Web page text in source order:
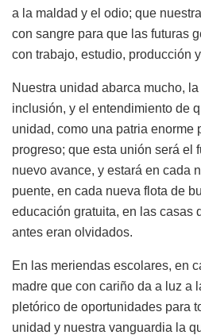
a la maldad y el odio; que
con sangre para que las futuras
con trabajo, estudio, producción
Nuestra unidad abarca mucho,
inclusión, y el entendimiento de
unidad, como una patria enorme
progreso; que esta unión será el
nuevo avance, y estará en cada
puente, en cada nueva flota de
educación gratuita, en las casas
antes eran olvidados.
En las meriendas escolares, en
madre que con cariño da a luz a
pletórico de oportunidades para
unidad y nuestra vanguardia la